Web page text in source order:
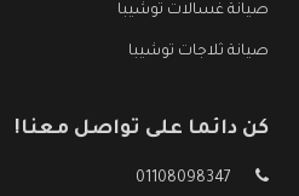
صيانة غسالات توشيبا
صيانة ثلاجات توشيبا
كن دائما على تواصل معنا!
01108098347